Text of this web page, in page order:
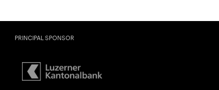
PRINCIPAL SPONSOR